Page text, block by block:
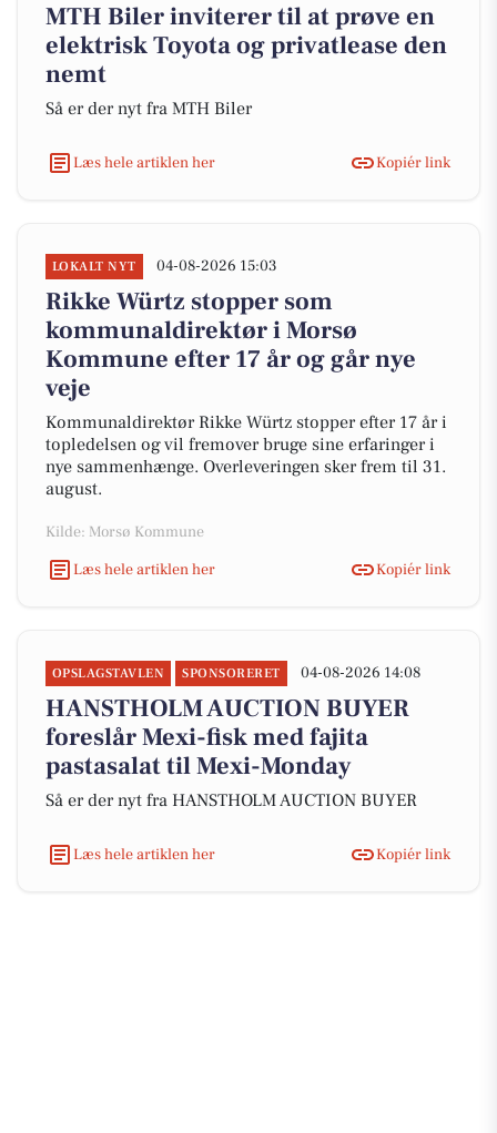
MTH Biler inviterer til at prøve en
elektrisk Toyota og privatlease den
nemt
Så er der nyt fra MTH Biler
Læs hele artiklen her Kopiér link
LOKALT NYT 04-08-2026 15:03
Rikke Würtz stopper som
kommunaldirektør i Morsø
Kommune efter 17 år og går nye
veje
Kommunaldirektør Rikke Würtz stopper efter 17 år i
topledelsen og vil fremover bruge sine erfaringer i
nye sammenhænge. Overleveringen sker frem til 31.
august.
Kilde: Morsø Kommune
Læs hele artiklen her
Kopiér link
OPSLAGSTAVLEN SPONSORERET 04-08-2026 14:08
HANSTHOLM AUCTION BUYER
foreslår Mexi-fisk med fajita
pastasalat til Mexi-Monday
Så er der nyt fra HANSTHOLM AUCTION BUYER
Læs hele artiklen her Kopiér link